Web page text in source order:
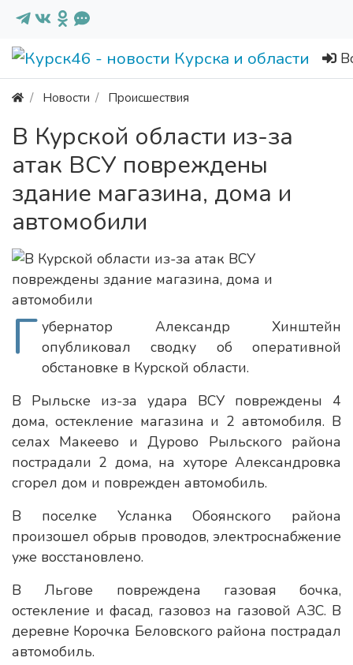
Новости Происшествия
В Курской области из-за
атак ВСУ повреждены
здание магазина, дома и
автомобили
Г убернатор Александр Хинштейн
опубликовал сводку об оперативной
обстановке в Курской области.
В Рыльске из-за удара ВСУ повреждены 4
дома, остекление магазина и 2 автомобиля. В
селах Макеево и Дурово Рыльского района
пострадали 2 дома, на хуторе Александровка
сгорел дом и поврежден автомобиль.
В поселке Усланка Обоянского района
произошел обрыв проводов, электроснабжение
уже восстановлено.
В Льгове повреждена газовая бочка,
остекление и фасад, газовоз на газовой АЗС. В
деревне Корочка Беловского района пострадал
автомобиль.